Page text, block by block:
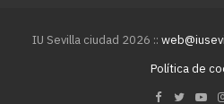
IU Sevilla ciudad 2026 ::
Política de
Facebook
Twitter